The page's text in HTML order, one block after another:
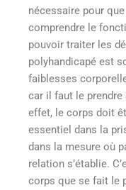
nécessaire pour
comprendre le
pouvoir traiter les
polyhandicapé est
faiblesses
car il faut le prendre
effet, le corps doit
essentiel dans la
dans la mesure où
relation s’établie.
corps que se fait le